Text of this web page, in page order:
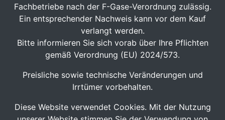
Fachbetriebe nach der F-Gase-Verordnung zulässig.
Ein entsprechender Nachweis kann vor dem Kauf
verlangt werden.
Bitte informieren Sie sich vorab über Ihre Pflichten
gemäß Verordnung (EU) 2024/573.
Preisliche sowie technische Veränderungen und
Irrtümer vorbehalten.
Diese Website verwendet Cookies. Mit der Nutzung